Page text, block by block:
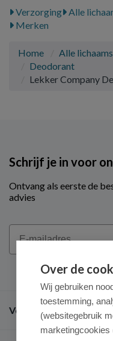
Verzorging Alle
Merken
Home Alle
Deodorant
Lekker Company
Schrijf je in voor
Ontvang als eerste de
advies
Email
Veel gestelde vragen
Over de
Wij gebruiken
toestemming,
(websitegebruik
marketingcookies